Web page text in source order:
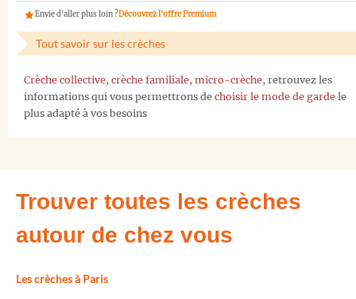
Envie d'aller plus loin ?Découvrez l'offre Premium
Tout savoir sur les crèches
Crèche collective, crèche familiale, micro-crèche, retrouvez les
informations qui vous permettrons de choisir le mode de garde le
plus adapté à vos besoins
Trouver toutes les crèches
autour de chez vous
Les crèches à Paris